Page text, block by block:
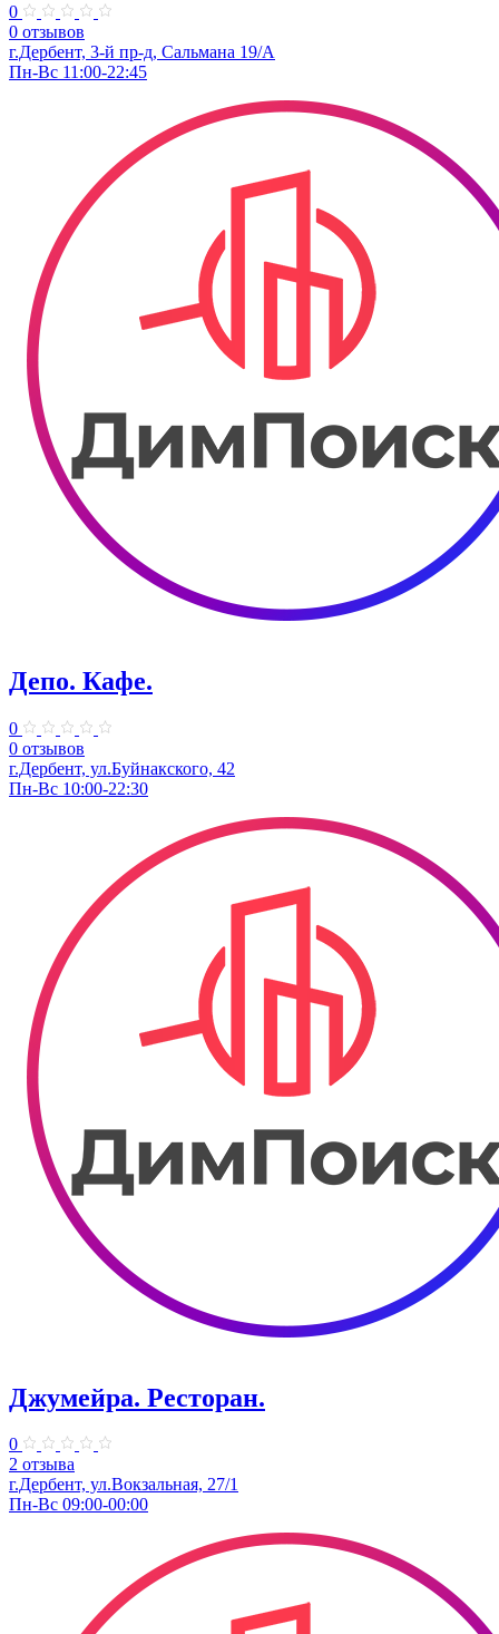
0
0 отзывов
г.Дербент, 3-й пр-д, Сальмана 19/А
Пн-Вс 11:00-22:45
Депо. Кафе.
0
0 отзывов
г.Дербент, ул.Буйнакского, 42
Пн-Вс 10:00-22:30
Джумейра. Ресторан.
0
2 отзыва
г.Дербент, ​ул.Вокзальная, 27/1
Пн-Вс 09:00-00:00